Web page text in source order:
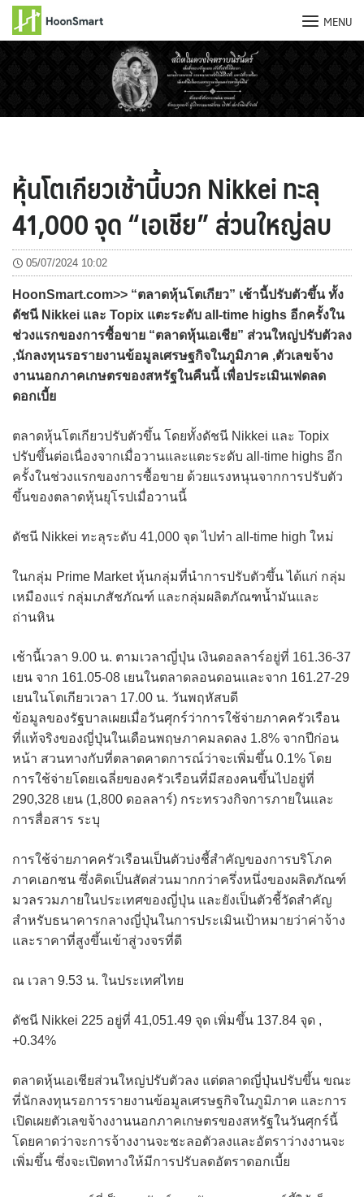
MENU
หุ้นโตเกียวเช้านี้บวก Nikkei ทะลุ
41,000 จุด “เอเชีย” ส่วนใหญ่ลบ
05/07/2024 10:02
HoonSmart.com>> “ตลาดหุ้นโตเกียว” เช้านี้ปรับตัวขึ้น ทั้ง
ดัชนี Nikkei และ Topix แตะระดับ all-time highs อีกครั้งใน
ช่วงแรกของการซื้อขาย “ตลาดหุ้นเอเชีย” ส่วนใหญ่ปรับตัวลง
,นักลงทุนรอรายงานข้อมูลเศรษฐกิจในภูมิภาค ,ตัวเลขจ้าง
งานนอกภาคเกษตรของสหรัฐในคืนนี้ เพื่อประเมินเฟดลด
ดอกเบี้ย
ตลาดหุ้นโตเกียวปรับตัวขึ้น โดยทั้งดัชนี Nikkei และ Topix
ปรับขึ้นต่อเนื่องจากเมื่อวานและแตะระดับ all-time highs อีก
ครั้งในช่วงแรกของการซื้อขาย ด้วยแรงหนุนจากการปรับตัว
ขึ้นของตลาดหุ้นยุโรปเมื่อวานนี้
ดัชนี Nikkei ทะลุระดับ 41,000 จุด ไปทำ all-time high ใหม่
ในกลุ่ม Prime Market หุ้นกลุ่มที่นำการปรับตัวขึ้น ได้แก่ กลุ่ม
เหมืองแร่ กลุ่มเภสัชภัณฑ์ และกลุ่มผลิตภัณฑน้ำมันและ
ถ่านหิน
เช้านี้เวลา 9.00 น. ตามเวลาญี่ปุ่น เงินดอลลาร์อยู่ที่ 161.36-37
เยน จาก 161.05-08 เยนในตลาดลอนดอนและจาก 161.27-29
เยนในโตเกียวเวลา 17.00 น. วันพฤหัสบดี
ข้อมูลของรัฐบาลเผยเมื่อวันศุกร์ว่าการใช้จ่ายภาคครัวเรือน
ที่แท้จริงของญี่ปุ่นในเดือนพฤษภาคมลดลง 1.8% จากปีก่อน
หน้า สวนทางกับที่ตลาดคาดการณ์ว่าจะเพิ่มขึ้น 0.1% โดย
การใช้จ่ายโดยเฉลี่ยของครัวเรือนที่มีสองคนขึ้นไปอยู่ที่
290,328 เยน (1,800 ดอลลาร์) กระทรวงกิจการภายในและ
การสื่อสาร ระบุ
การใช้จ่ายภาคครัวเรือนเป็นตัวบ่งชี้สำคัญของการบริโภค
ภาคเอกชน ซึ่งคิดเป็นสัดส่วนมากกว่าครึ่งหนึ่งของผลิตภัณฑ์
มวลรวมภายในประเทศของญี่ปุ่น และยังเป็นตัวชี้วัดสำคัญ
สำหรับธนาคารกลางญี่ปุ่นในการประเมินเป้าหมายว่าค่าจ้าง
และราคาที่สูงขึ้นเข้าสู่วงจรที่ดี
ณ เวลา 9.53 น. ในประเทศไทย
ดัชนี Nikkei 225 อยู่ที่ 41,051.49 จุด เพิ่มขึ้น 137.84 จุด ,
+0.34%
ตลาดหุ้นเอเชียส่วนใหญ่ปรับตัวลง แต่ตลาดญี่ปุ่นปรับขึ้น ขณะ
ที่นักลงทุนรอการรายงานข้อมูลเศรษฐกิจในภูมิภาค และการ
เปิดเผยตัวเลขจ้างงานนอกภาคเกษตรของสหรัฐในวันศุกร์นี้
โดยคาดว่าจะการจ้างงานจะชะลอตัวลงและอัตราว่างงานจะ
เพิ่มขึ้น ซึ่งจะเปิดทางให้มีการปรับลดอัตราดอกเบี้ย